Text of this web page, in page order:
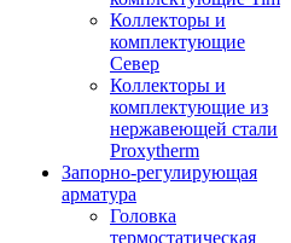
Коллекторы и
комплектующие
Север
Коллекторы и
комплектующие из
нержавеющей стали
Proxytherm
Запорно-регулирующая
арматура
Головка
термостатическая